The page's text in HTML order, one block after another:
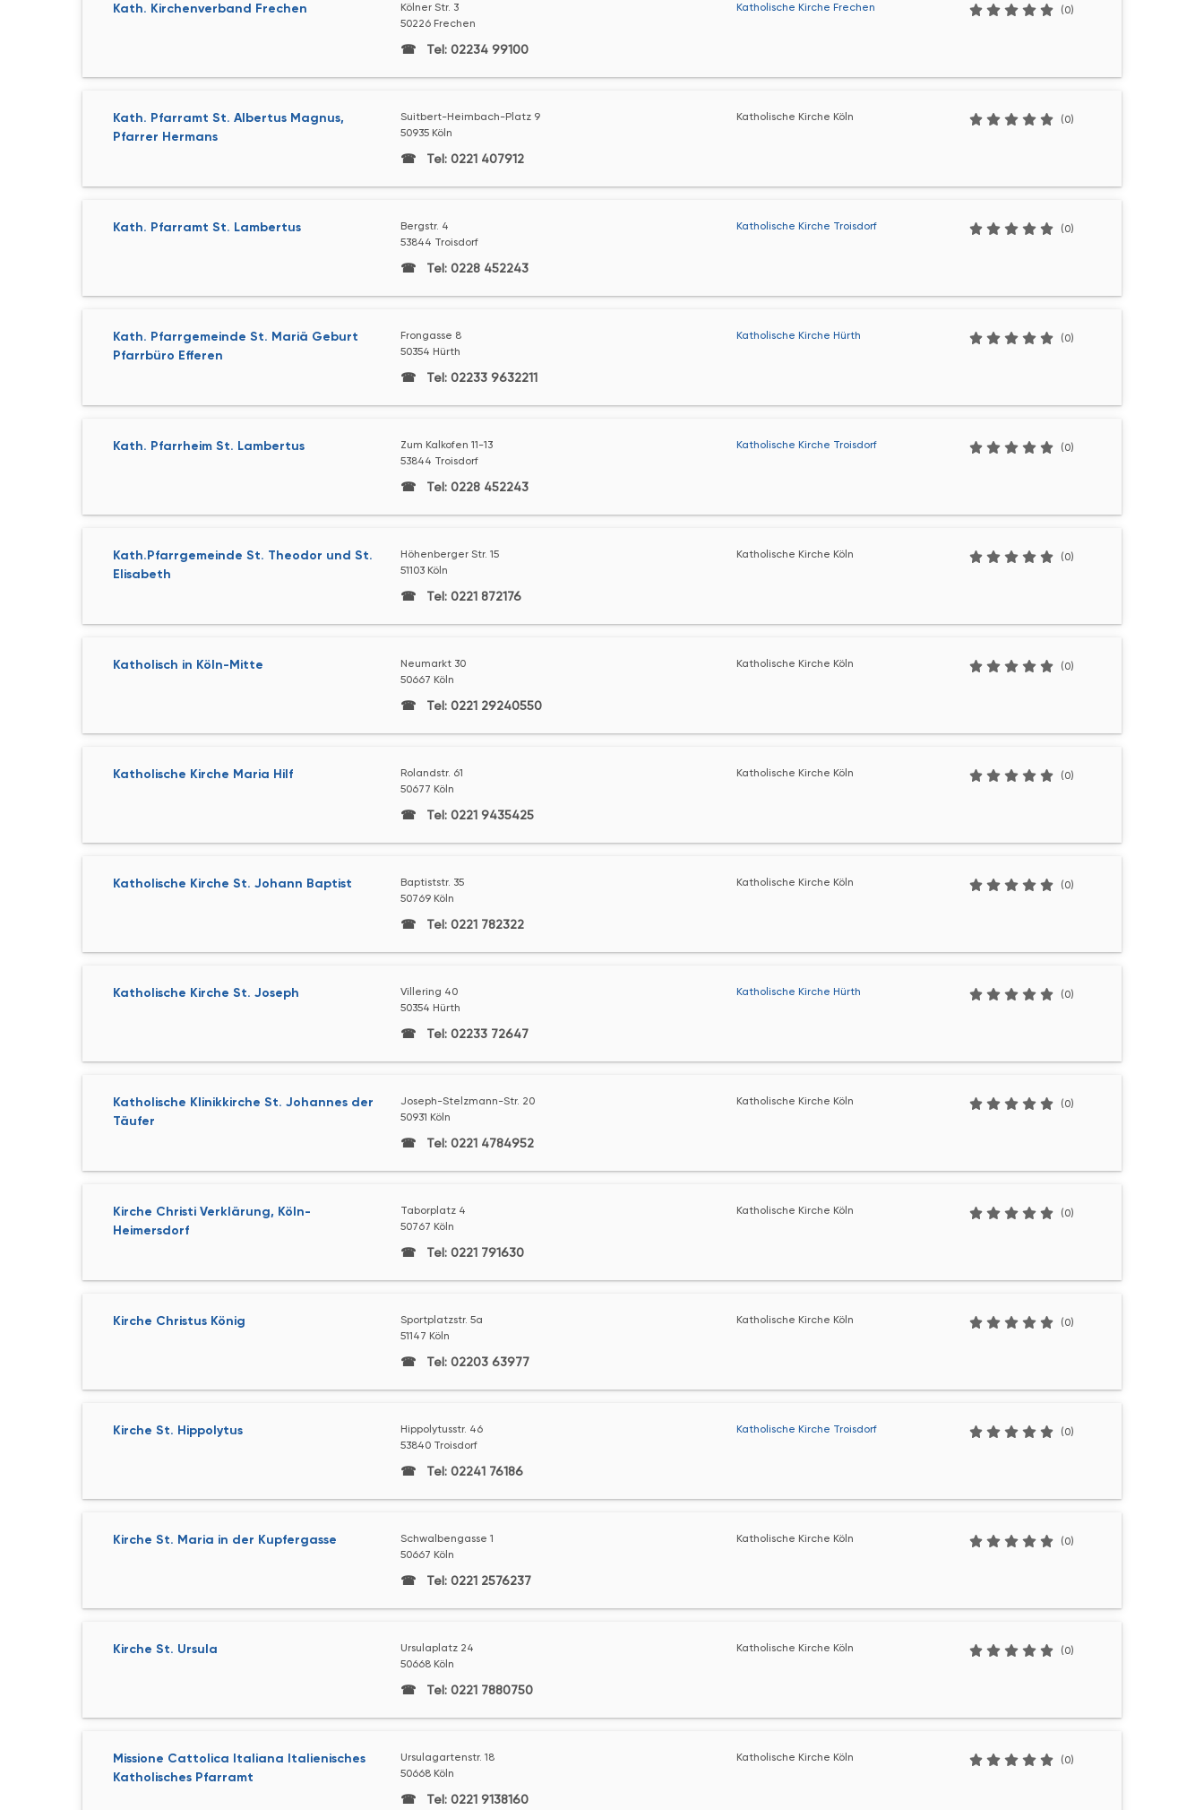
Kath. Kirchenverband Frechen
Kölner Str. 3
50226 Frechen
Tel: 02234 99100
Katholische Kirche Frechen (0)
Kath. Pfarramt St. Albertus Magnus,
Pfarrer Hermans
Suitbert-Heimbach-Platz 9
50935 Köln
Tel: 0221 407912
Katholische Kirche Köln (0)
Kath. Pfarramt St. Lambertus
Bergstr. 4
53844 Troisdorf
Tel: 0228 452243
Katholische Kirche Troisdorf (0)
Kath. Pfarrgemeinde St. Mariä Geburt
Pfarrbüro Efferen
Frongasse 8
50354 Hürth
Tel: 02233 9632211
Katholische Kirche Hürth (0)
Kath. Pfarrheim St. Lambertus
Zum Kalkofen 11-13
53844 Troisdorf
Tel: 0228 452243
Katholische Kirche Troisdorf (0)
Kath.Pfarrgemeinde St. Theodor und St.
Elisabeth
Höhenberger Str. 15
51103 Köln
Tel: 0221 872176
Katholische Kirche Köln (0)
Katholisch in Köln-Mitte
Neumarkt 30
50667 Köln
Tel: 0221 29240550
Katholische Kirche Köln (0)
Katholische Kirche Maria Hilf
Rolandstr. 61
50677 Köln
Tel: 0221 9435425
Katholische Kirche Köln (0)
Katholische Kirche St. Johann Baptist
Baptiststr. 35
50769 Köln
Tel: 0221 782322
Katholische Kirche Köln (0)
Katholische Kirche St. Joseph
Villering 40
50354 Hürth
Tel: 02233 72647
Katholische Kirche Hürth (0)
Katholische Klinikkirche St. Johannes der
Täufer
Joseph-Stelzmann-Str. 20
50931 Köln
Tel: 0221 4784952
Katholische Kirche Köln (0)
Kirche Christi Verklärung, Köln-
Heimersdorf
Taborplatz 4
50767 Köln
Tel: 0221 791630
Katholische Kirche Köln (0)
Kirche Christus König
Sportplatzstr. 5a
51147 Köln
Tel: 02203 63977
Katholische Kirche Köln (0)
Kirche St. Hippolytus
Hippolytusstr. 46
53840 Troisdorf
Tel: 02241 76186
Katholische Kirche Troisdorf (0)
Kirche St. Maria in der Kupfergasse
Schwalbengasse 1
50667 Köln
Tel: 0221 2576237
Katholische Kirche Köln (0)
Kirche St. Ursula
Ursulaplatz 24
50668 Köln
Tel: 0221 7880750
Katholische Kirche Köln (0)
Missione Cattolica Italiana Italienisches
Katholisches Pfarramt
Ursulagartenstr. 18
50668 Köln
Tel: 0221 9138160
Katholische Kirche Köln (0)